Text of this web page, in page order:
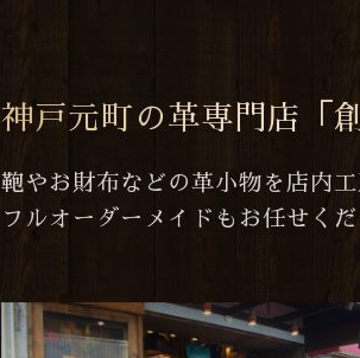
神戸元町の革専門店「
鞄やお財布などの革小物を店内
フルオーダーメイドもお任せくだ